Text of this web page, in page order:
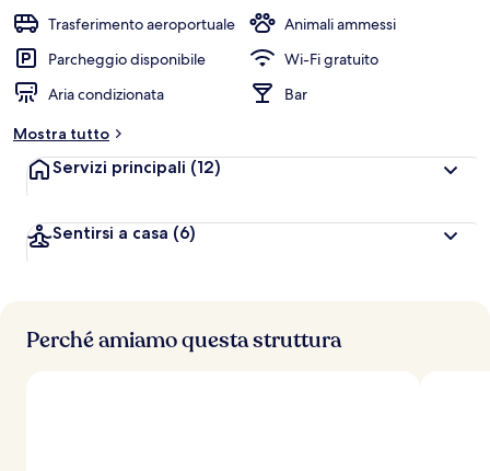
Trasferimento aeroportuale
Animali ammessi
Parcheggio disponibile
Wi-Fi gratuito
Aria condizionata
Bar
Mostra tutto
Servizi principali (12)
Sentirsi a casa (6)
Perché amiamo questa struttura